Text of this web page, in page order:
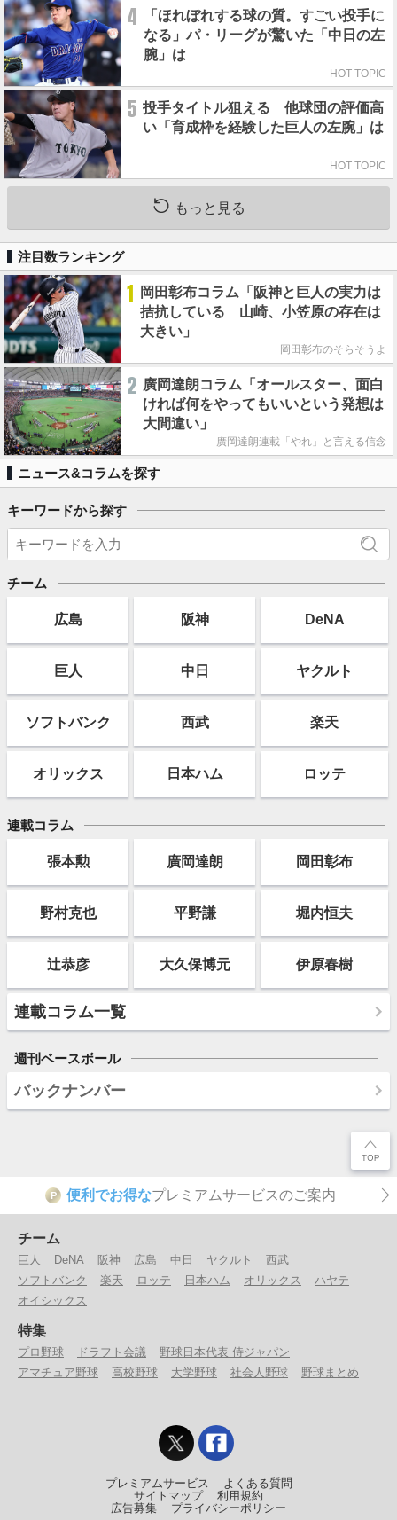
4
「ほれぼれする球の質。すごい投手に
なる」パ・リーグが驚いた「中日の左
腕」は
HOT TOPIC
5 投手タイトル狙える 他球団の評価高
い「育成枠を経験した巨人の左腕」は
HOT TOPIC
もっと見る
注目数ランキング
1
岡田彰布コラム「阪神と巨人の実力は
拮抗している 山崎、小笠原の存在は
大きい」
岡田彰布のそらそうよ
2 廣岡達朗コラム「オールスター、面白
ければ何をやってもいいという発想は
大間違い」
廣岡達朗連載「やれ」と言える信念
ニュース&コラムを探す
キーワードから探す
チーム
広島 阪神 DeNA
巨人 中日 ヤクルト
ソフト バンク 西武 楽天
オリックス 日本ハム ロッテ
連載コラム
張本勲 廣岡達朗 岡田彰布
野村克也 平野謙 堀内恒夫
辻恭彦 大久保博元 伊原春樹
連載コラム一覧
週刊ベースボール
バックナンバー
P 便利でお得なプレミアムサービスのご案内
チーム
巨人 DeNA 阪神 広島 中日 ヤクルト
西武
ソフトバンク
楽天 ロッテ 日本ハム オリックス
ハヤテ
オイシックス
特集
プロ野球 ドラフト会議
野球日本代表 侍ジャパン
アマチュア野球
高校野球 大学野球 社会人野球 野球まとめ
プレミアムサービス
よくある質問
サイトマップ
利用規約
広告募集
プライバシーポリシー